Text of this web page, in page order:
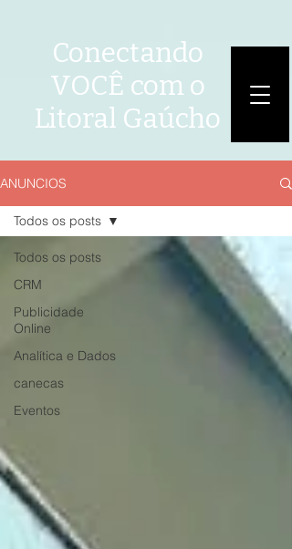
Conectando
VOCÊ com o
Litoral Gaúcho
ANÚNCIOS
ANUNCIOS
Todos os posts
CRM
Publicidade
Online
Analítica e Dados
canecas
Eventos
Todos os posts